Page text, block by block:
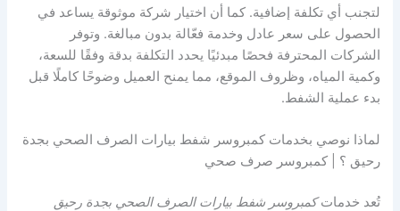
لتجنب أي تكلفة إضافية. كما أن اختيار شركة موثوقة يساعد في
الحصول على سعر عادل وخدمة فعّالة بدون مبالغة. وتوفر
الشركات المحترفة فحصًا مبدئيًا يحدد التكلفة بدقة وفقًا للسعة،
وكمية المياه، وظروف الموقع، مما يمنح العميل وضوحًا كاملًا قبل
بدء عملية الشفط.
لماذا نوصي بخدمات كمبروسر شفط بيارات الصرف الصحي بجدة
رحيق ؟ | كمبروسر صرف صحي
تُعد خدماتكمبروسر شفط بيارات الصرف الصحي بجدة رحيق